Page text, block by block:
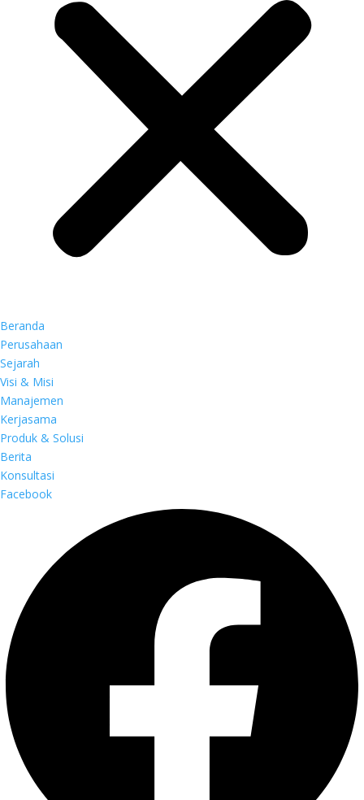
Beranda
Perusahaan
Sejarah
Visi & Misi
Manajemen
Kerjasama
Produk & Solusi
Berita
Konsultasi
Facebook